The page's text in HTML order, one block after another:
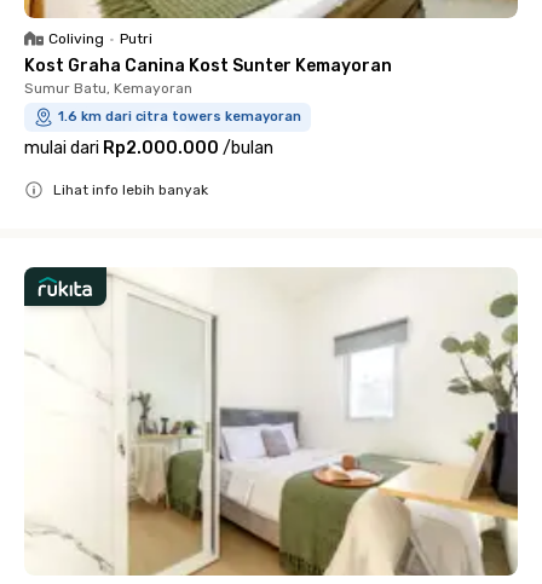
Coliving • Putri
Kost Graha Canina Kost Sunter Kemayoran
Sumur Batu, Kemayoran
1.6 km dari citra towers kemayoran
mulai dari Rp2.000.000 /bulan
Lihat info lebih banyak